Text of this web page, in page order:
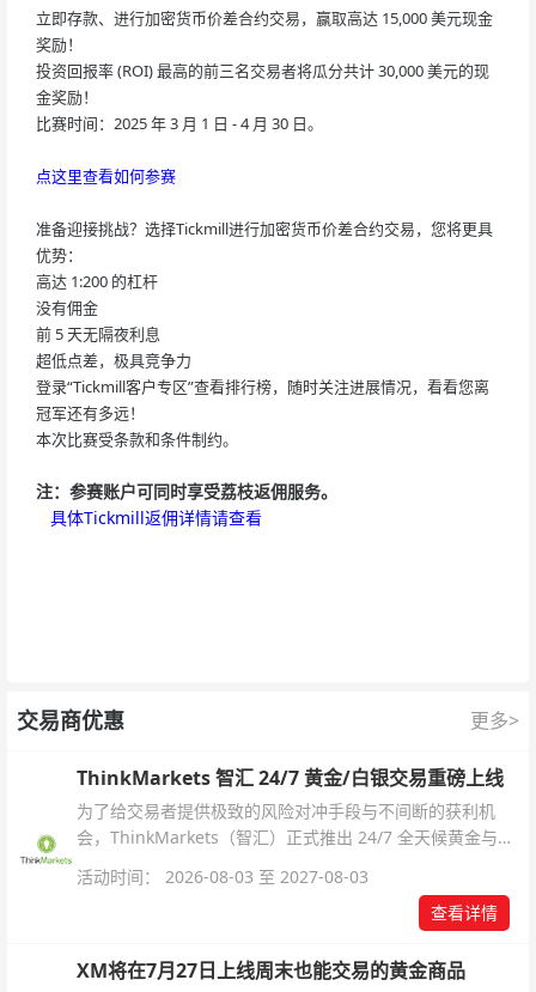
立即存款、进行加密货币价差合约交易，赢取高达 15,000 美元现金
奖励！
投资回报率 (ROI) 最高的前三名交易者将瓜分共计 30,000 美元的现
金奖励！
比赛时间：2025 年 3 月 1 日 - 4 月 30 日。
点这里查看如何参赛
准备迎接挑战？选择Tickmill进行加密货币价差合约交易，您将更具
优势：
高达 1:200 的杠杆
没有佣金
前 5 天无隔夜利息
超低点差，极具竞争力
登录“Tickmill客户专区”查看排行榜，随时关注进展情况，看看您离
冠军还有多远！
本次比赛受条款和条件制约。
注：参赛账户可同时享受荔枝返佣服务。
具体Tickmill返佣详情请查看
交易商优惠 更多>
ThinkMarkets 智汇 24/7 黄金/白银交易重磅上线
为了给交易者提供极致的风险对冲手段与不间断的获利机
会，ThinkMarkets（智汇）正式推出 24/7 全天候黄金与白
杆配置、支持软件及交易细则。
活动时间： 2026-08-03 至 2027-08-03
查看详情
XM将在7月27日上线周末也能交易的黄金商品